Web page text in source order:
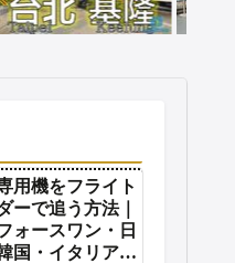
用機をフライト
ーで追う方法｜
ォースワン・日
国・イタリア・